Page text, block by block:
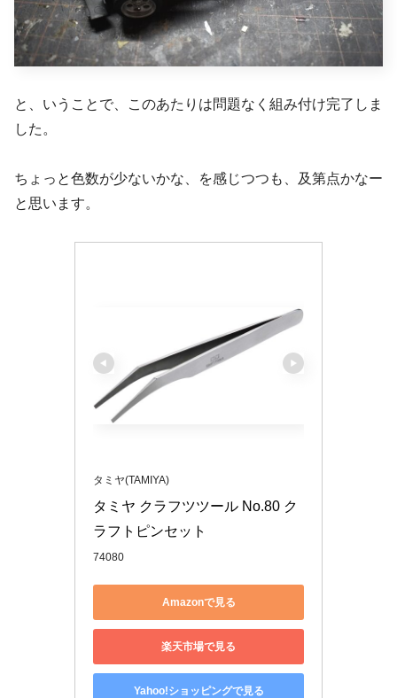
と、いうことで、このあたりは問題なく組み付け完了しま
した。
ちょっと色数が少ないかな、を感じつつも、及第点かなー
と思います。
タミヤ(TAMIYA)
タミヤ クラフツツール No.80 ク
ラフトピンセット
74080
Amazonで見る
楽天市場で見る
Yahoo!ショッピングで見る